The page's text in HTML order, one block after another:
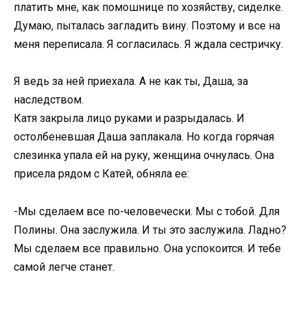
платить мне, как помошнице по хозяйству, сиделке.
Думаю, пыталась загладить вину. Поэтому и все на
меня переписала. Я согласилась. Я ждала сестричку.
Я ведь за ней приехала. А не как ты, Даша, за
наследством.
Катя закрыла лицо руками и разрыдалась. И
остолбеневшая Даша заплакала. Но когда горячая
слезинка упала ей на руку, женщина очнулась. Она
присела рядом с Катей, обняла ее:
-Мы сделаем все по-человечески. Мы с тобой. Для
Полины. Она заслужила. И ты это заслужила. Ладно?
Мы сделаем все правильно. Она успокоится. И тебе
самой легче станет.